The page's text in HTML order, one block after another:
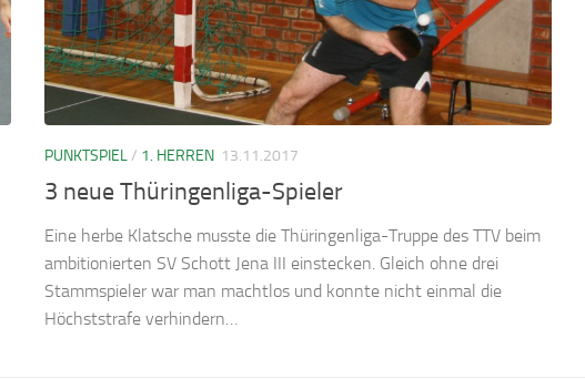
PUNKTSPIEL/ 1. HERREN 13.11.2017
3 neue Thüringenliga-Spieler
Eine herbe Klatsche musste die Thüringenliga-Truppe des TTV beim
ambitionierten SV Schott Jena III einstecken. Gleich ohne drei
Stammspieler war man machtlos und konnte nicht einmal die
Höchststrafe verhindern…